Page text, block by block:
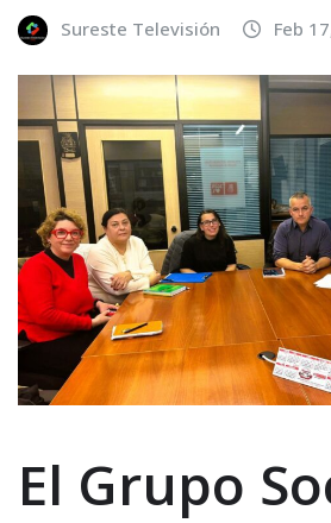
Sureste Televisión Feb
El Grupo